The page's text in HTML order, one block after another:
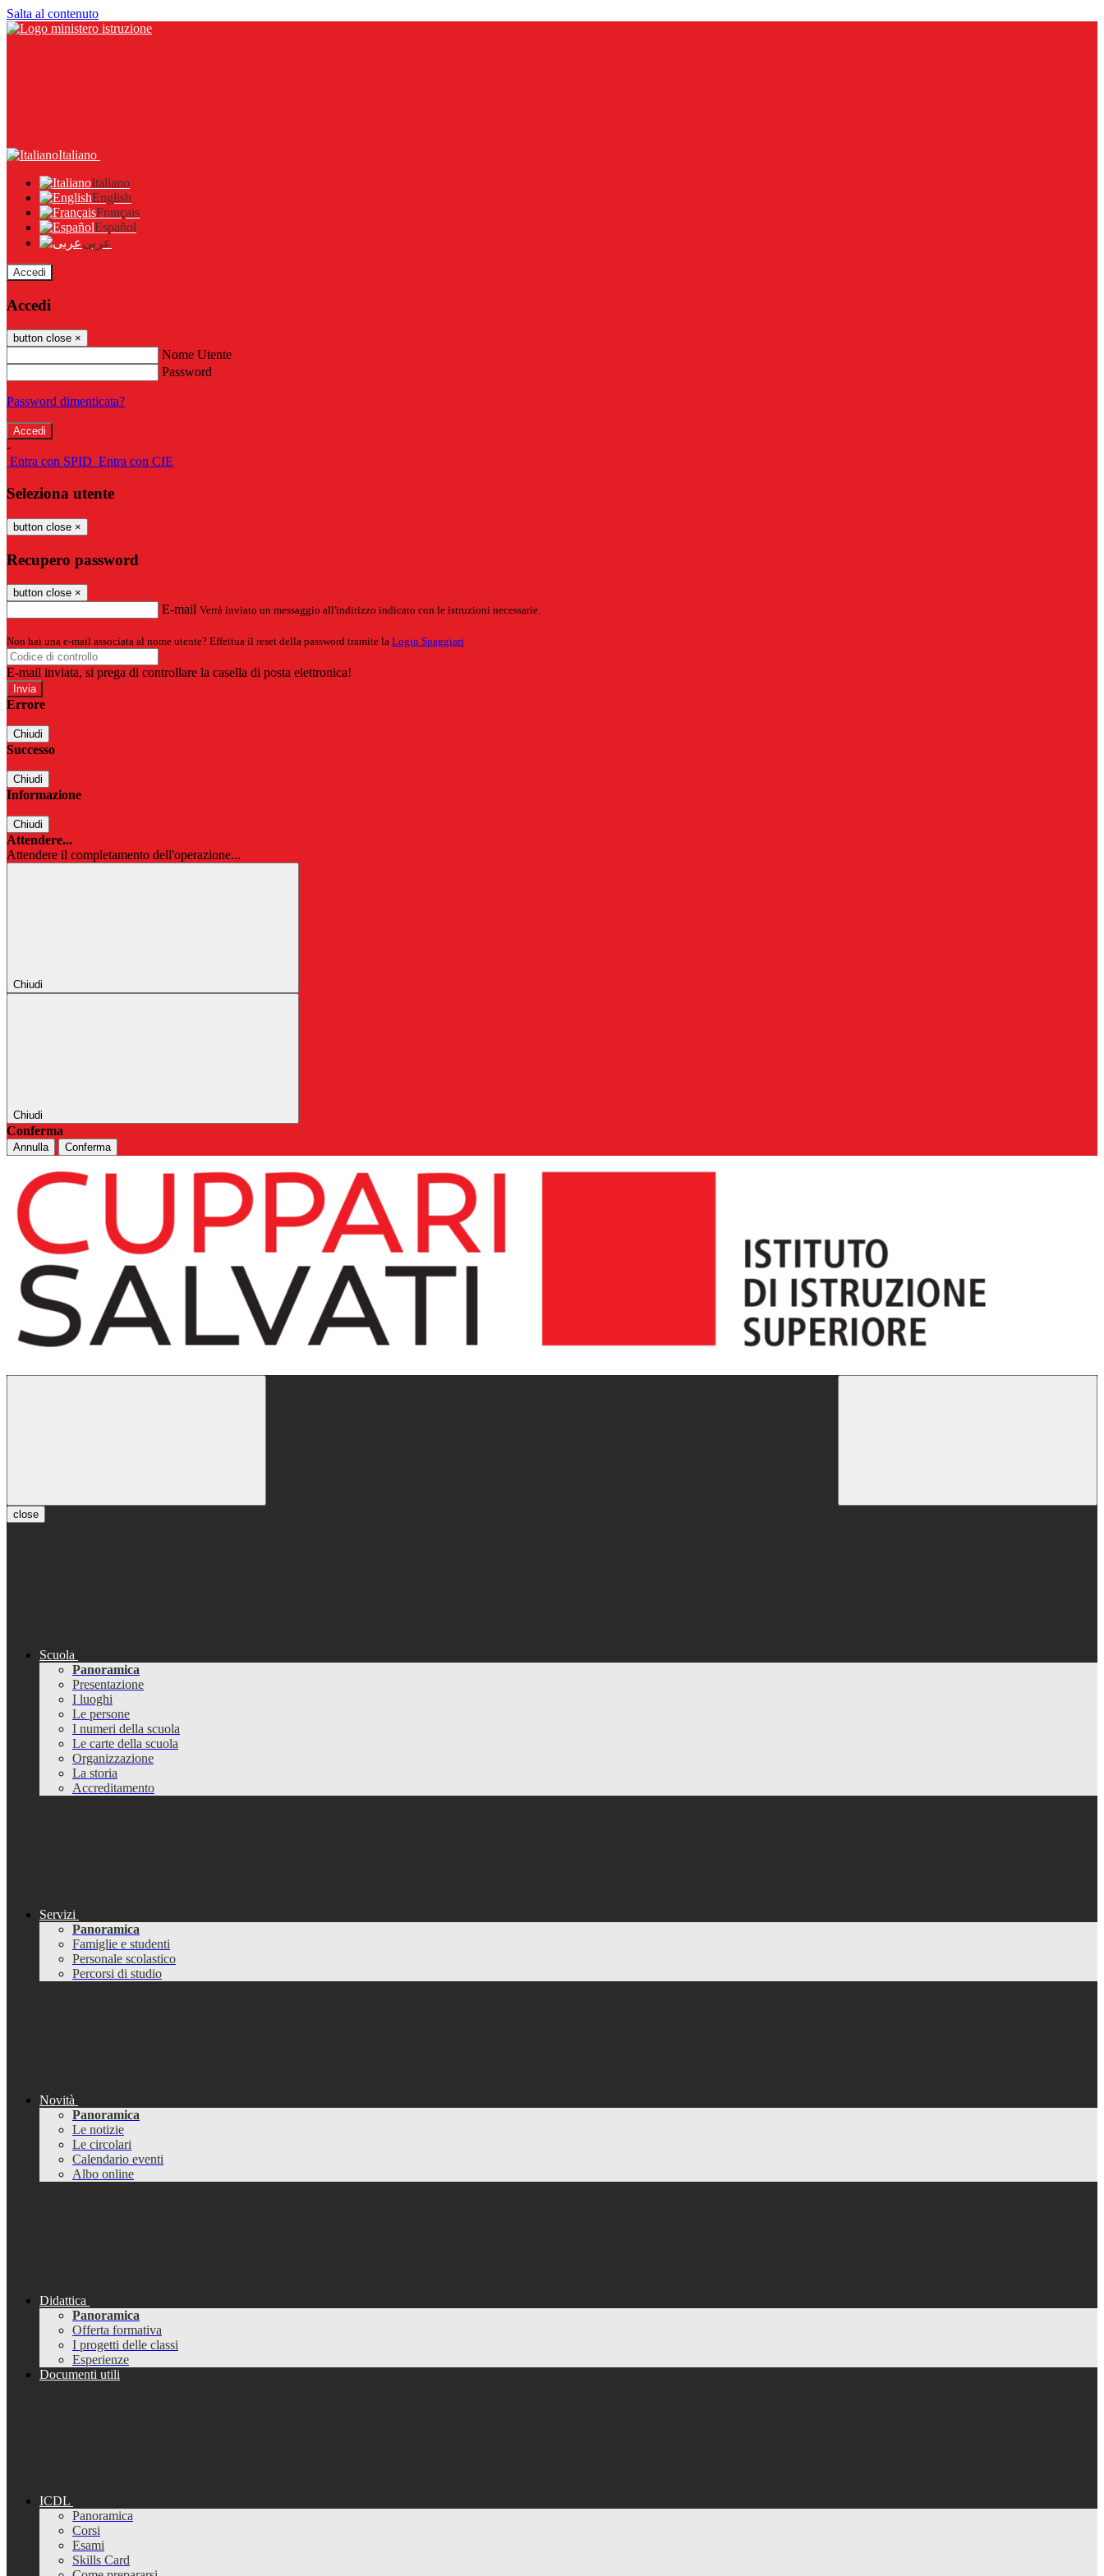
Salta al contenuto
Italiano
Italiano
English
Français
Español
عربى
Accedi
Accedi
button close ×
Nome Utente
Password
Password dimenticata?
-
Entra con SPID Entra con CIE
Seleziona utente
button close ×
Recupero password
button close ×
E-mail Verrà inviato un messaggio all'indirizzo indicato con le istruzioni necessarie.
Non hai una e-mail associata al nome utente? Effettua il reset della password tramite la Login Spaggiari
E-mail inviata, si prega di controllare la casella di posta elettronica!
Errore
Chiudi
Successo
Chiudi
Informazione
Chiudi
Attendere...
Attendere il completamento dell'operazione...
Chiudi
Chiudi
Conferma
Annulla Conferma
close
Scuola
Panoramica
Presentazione
I luoghi
Le persone
I numeri della scuola
Le carte della scuola
Organizzazione
La storia
Accreditamento
Servizi
Panoramica
Famiglie e studenti
Personale scolastico
Percorsi di studio
Novità
Panoramica
Le notizie
Le circolari
Calendario eventi
Albo online
Didattica
Panoramica
Offerta formativa
I progetti delle classi
Esperienze
Documenti utili
ICDL
Panoramica
Corsi
Esami
Skills Card